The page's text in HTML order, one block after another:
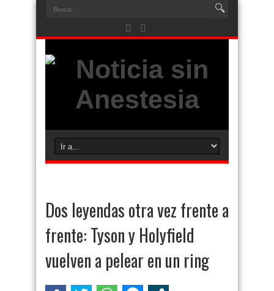
Dos leyendas otra vez frente a
frente: Tyson y Holyfield
vuelven a pelear en un ring